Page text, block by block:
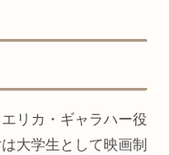
リカ・ギャラハー役
大学生として映画制